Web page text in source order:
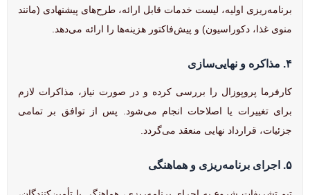
برنامه‌ریزی اولیه، لیست خدمات قابل ارائه، طرح‌های پیشنهادی (مانند
منوی غذا، دکوراسیون) و پیش‌فاکتور هزینه‌ها را ارائه می‌دهد.
۴. مذاکره و نهایی‌سازی
کارفرما پروپوزال را بررسی کرده و در صورت نیاز، مذاکرات لازم
برای تغییرات یا اصلاحات انجام می‌شود. پس از توافق بر تمامی
جزئیات، قرارداد نهایی منعقد می‌گردد.
۵. اجرای برنامه‌ریزی و هماهنگی